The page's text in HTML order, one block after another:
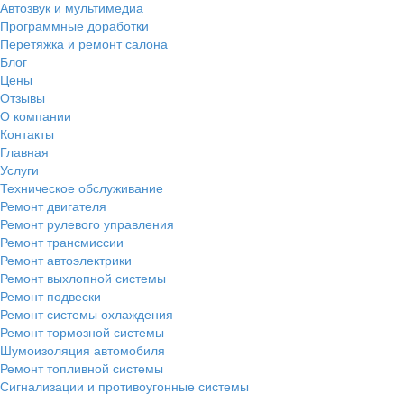
Автозвук и мультимедиа
Программные доработки
Перетяжка и ремонт салона
Блог
Цены
Отзывы
О компании
Контакты
Главная
Услуги
Техническое обслуживание
Ремонт двигателя
Ремонт рулевого управления
Ремонт трансмиссии
Ремонт автоэлектрики
Ремонт выхлопной системы
Ремонт подвески
Ремонт системы охлаждения
Ремонт тормозной системы
Шумоизоляция автомобиля
Ремонт топливной системы
Сигнализации и противоугонные системы